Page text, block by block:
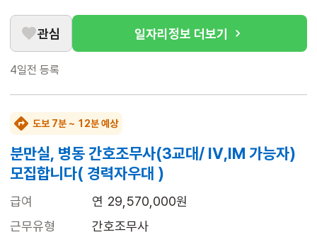
관심 일자리정보 더보기
4일전 등록
도보 7분 ~ 12분 예상
분만실, 병동 간호조무사(3교대/ IV,IM 가능자)
모집합니다( 경력자우대 )
급여
연 29,570,000원
근무유형
간호조무사